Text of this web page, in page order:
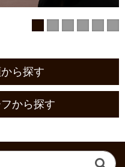
ら探す
から探す